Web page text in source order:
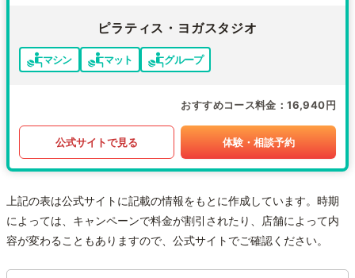
ピラティス・ヨガスタジオ
マシン マット グループ
おすすめコース料金 16,940円
公式サイトで見る 体験・相談予約
上記の表は公式サイトに記載の情報をもとに作成しています。時期
によっては、キャンペーンで料金が割引されたり、店舗によって内
容が変わることもありますので、公式サイトでご確認ください。